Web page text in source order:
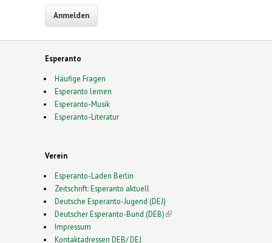
Esperanto
Häufige Fragen
Esperanto lernen
Esperanto-Musik
Esperanto-Literatur
Verein
Esperanto-Laden Berlin
Zeitschrift: Esperanto aktuell
Deutsche Esperanto-Jugend (DEJ)
Deutscher Esperanto-Bund (DEB)(link is external)
Impressum
Kontaktadressen DEB/ DEJ